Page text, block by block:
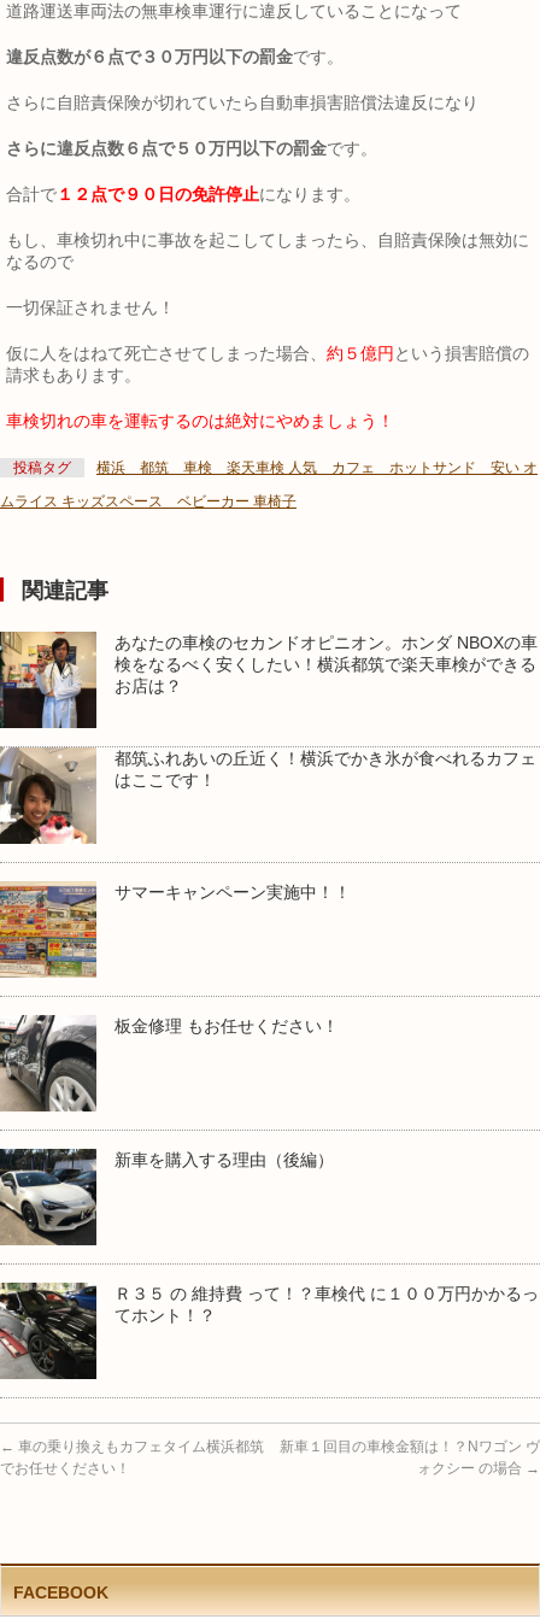
道路運送車両法の無車検車運行に違反していることになって
違反点数が６点で３０万円以下の罰金です。
さらに自賠責保険が切れていたら自動車損害賠償法違反になり
さらに違反点数６点で５０万円以下の罰金です。
合計で１２点で９０日の免許停止になります。
もし、車検切れ中に事故を起こしてしまったら、自賠責保険は無効に
なるので
一切保証されません！
仮に人をはねて死亡させてしまった場合、 約５億円 という損害賠償の
請求もあります。
車検切れの車を運転するのは絶対にやめましょう！
投稿タグ
横浜 都筑 車検 楽天車検 人気 カフェ ホットサンド 安い オ
ムライス キッズスペース ベビーカー 車椅子
関連記事
あなたの車検のセカンドオピニオン。ホンダ NBOXの車
検をなるべく安くしたい！横浜都筑で楽天車検ができる
お店は？
都筑ふれあいの丘近く！横浜でかき氷が食べれるカフェ
はここです！
サマーキャンペーン実施中！！
板金修理 もお任せください！
新車を購入する理由（後編）
Ｒ３５ の 維持費 って！？車検代 に１００万円かかるっ
てホント！？
← 車の乗り換えもカフェタイム横浜都筑
でお任せください！
新車１回目の車検金額は！？Nワゴン ヴ
ォクシー の場合 →
FACEBOOK